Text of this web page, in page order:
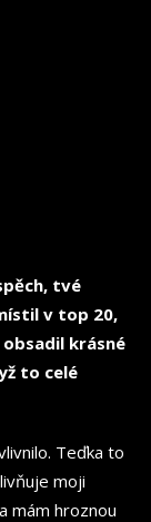
tvé
v top 20,
krásné
to celé
Teďka to
moji
mám hroznou